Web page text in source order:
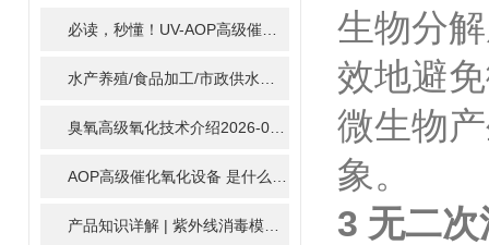
臭氧高级氧化技术介绍2026-02-27
2024-01-16
生物分
效地避
微生物
象。
3 无二